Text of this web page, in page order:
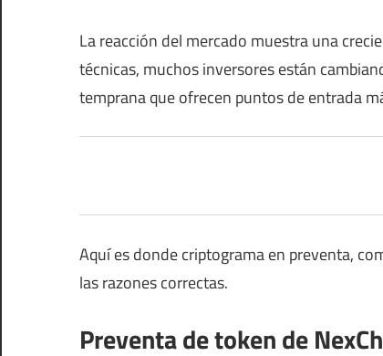
La reacción del mercado muestra una
técnicas, muchos inversores están
temprana que ofrecen puntos de entrada
Aquí es donde criptograma en preventa,
las razones correctas.
Preventa de token de